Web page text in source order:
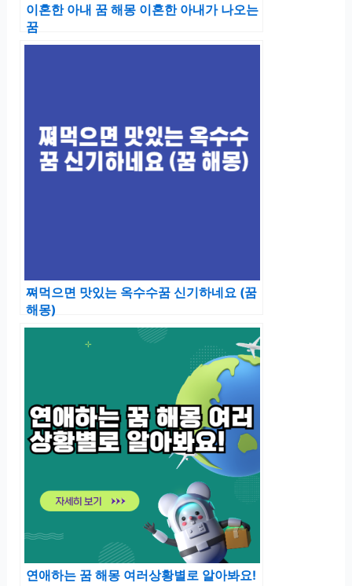
이혼한 아내 꿈 해몽 이혼한 아내가 나오는
꿈
쪄먹으면 맛있는 옥수수꿈 신기하네요 (꿈
해몽)
연애하는 꿈 해몽 여러상황별로 알아봐요!